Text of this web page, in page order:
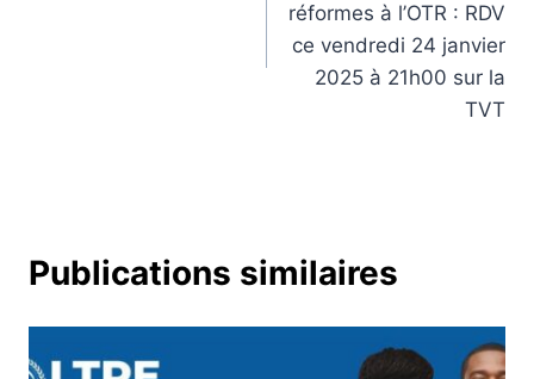
réformes à l’OTR : RDV
ce vendredi 24 janvier
2025 à 21h00 sur la
TVT
Publications similaires